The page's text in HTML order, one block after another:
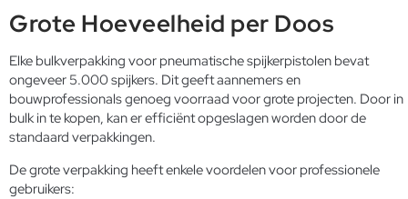
Grote Hoeveelheid per Doos
Elke bulkverpakking voor pneumatische spijkerpistolen bevat
ongeveer 5.000 spijkers. Dit geeft aannemers en
bouwprofessionals genoeg voorraad voor grote projecten. Door in
bulk in te kopen, kan er efficiënt opgeslagen worden door de
standaard verpakkingen.
De grote verpakking heeft enkele voordelen voor professionele
gebruikers: